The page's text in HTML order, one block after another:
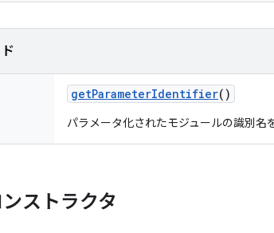
getParameterIdentifier()
パラメータ化されたモジュールの識別名
ストラクタ